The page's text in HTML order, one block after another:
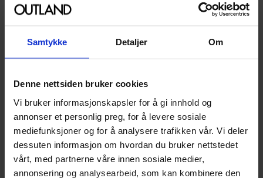
Samtykke Detaljer Om
Denne nettsiden bruker cookies
Vi bruker informasjonskapsler for å gi innhold og
annonser et personlig preg, for å levere sosiale
mediefunksjoner og for å analysere trafikken vår. Vi deler
dessuten informasjon om hvordan du bruker nettstedet
vårt, med partnerne våre innen sosiale medier,
annonsering og analysearbeid, som kan kombinere den
Opprinnelsesland :
Serie
Horror og Grøss
Overnaturlig
Antall Sider
117
Utgiver
Dark Horse Comics
Lanseringsdato
28.06.2011